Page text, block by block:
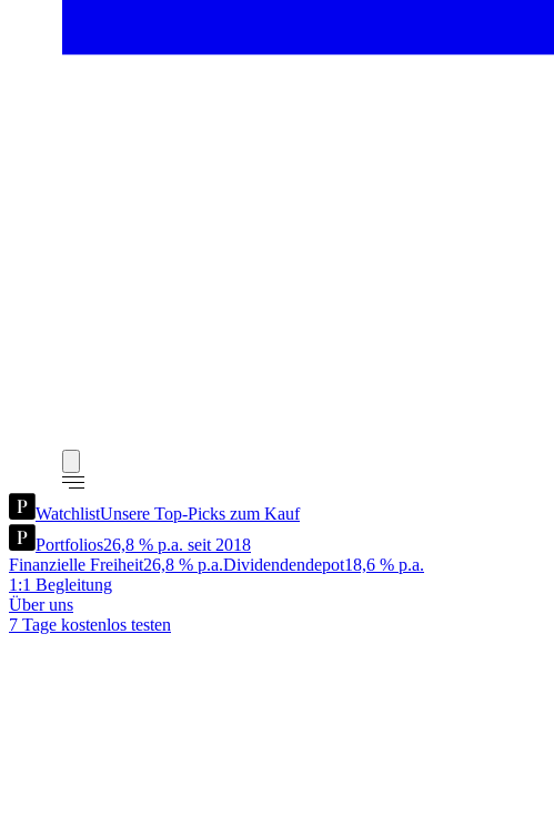
WatchlistUnsere Top-Picks zum Kauf
Portfolios26,8 % p.a. seit 2018
Finanzielle Freiheit26,8 % p.a.Dividendendepot18,6 % p.a.
1:1 Begleitung
Über uns
7 Tage kostenlos testen